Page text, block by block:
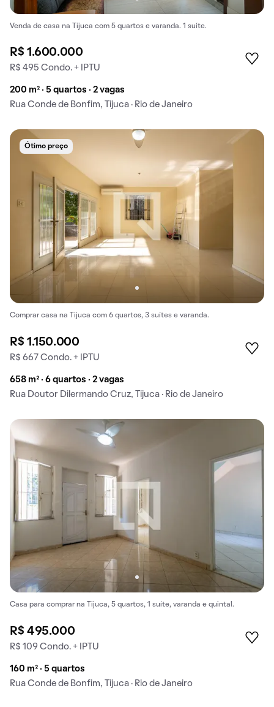
Venda de casa na Tijuca com 5 quartos e varanda. 1 suíte.
R$ 1.600.000
R$ 495 Condo. + IPTU
200 m² · 5 quartos · 2 vagas
Rua Conde de Bonfim, Tijuca · Rio de Janeiro
Ótimo preço
Comprar casa na Tijuca com 6 quartos, 3 suítes e varanda.
R$ 1.150.000
R$ 667 Condo. + IPTU
658 m² · 6 quartos · 2 vagas
Rua Doutor Dilermando Cruz, Tijuca · Rio de Janeiro
Casa para comprar na Tijuca, 5 quartos, 1 suíte, varanda e quintal.
R$ 495.000
R$ 109 Condo. + IPTU
160 m² · 5 quartos
Rua Conde de Bonfim, Tijuca · Rio de Janeiro